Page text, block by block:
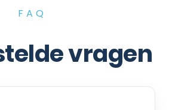
FAQ
vragen